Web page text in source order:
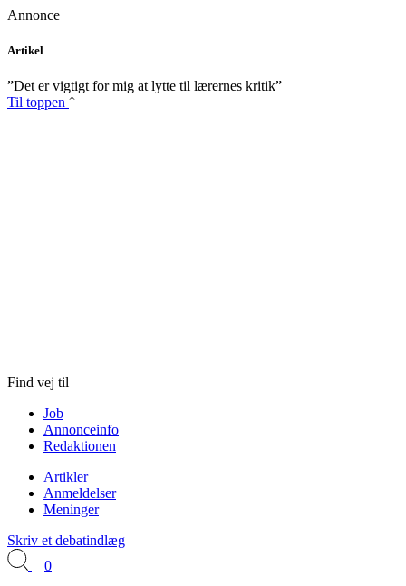
Annonce
Skip
content
Artikel
”Det er vigtigt for mig at lytte til lærernes kritik”
Til toppen
Find vej til
Job
Annonceinfo
Redaktionen
Artikler
Anmeldelser
Meninger
Skriv et debatindlæg
0